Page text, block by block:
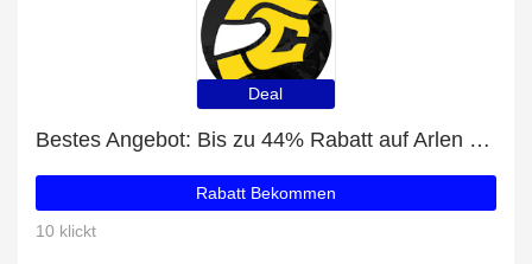
Deal
Bestes Angebot: Bis zu 44% Rabatt auf Arlen Ness Sugello Motorrad Lederjacke
Rabatt Bekommen
10 klickt